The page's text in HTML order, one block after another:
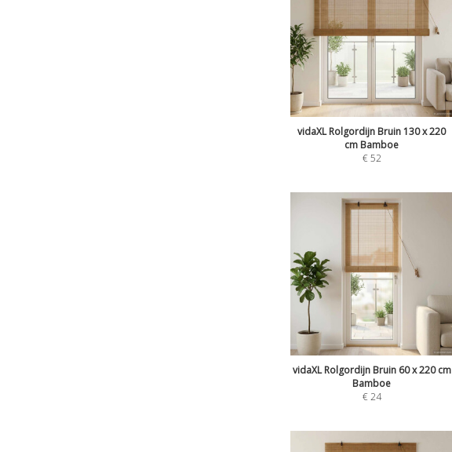
vidaXL Rolgordijn Bruin 130 x 220
cm Bamboe
€52
vidaXL Rolgordijn Bruin 60 x 220 cm
Bamboe
€24